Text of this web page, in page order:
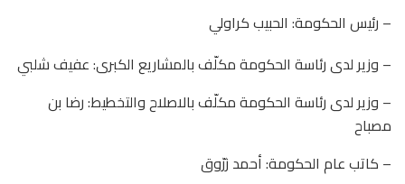
– رئيس الحكومة: الحبيب كراولي
– وزير لدى رئاسة الحكومة مكلّف بالمشاريع الكبرى: عفيف شلبي
– وزير لدى رئاسة الحكومة مكلّف بالاصلاح والتخطيط: رضا بن
مصباح
– كاتب عام الحكومة: أحمد زرّوق